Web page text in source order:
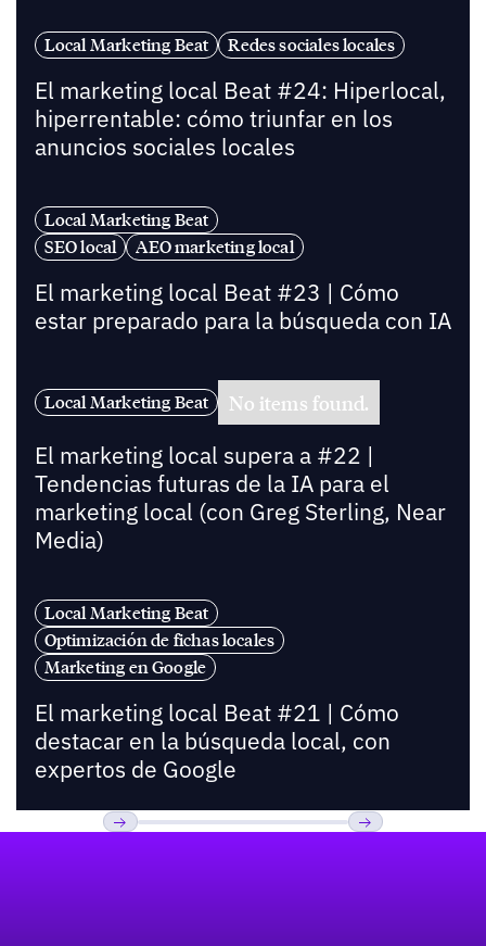
Local Marketing Beat Redes sociales locales
El marketing local Beat #24: Hiperlocal,
hiperrentable: cómo triunfar en los
anuncios sociales locales
Local Marketing Beat
SEO local
AEO marketing local
El marketing local Beat #23 | Cómo
estar preparado para la búsqueda con IA
Local Marketing Beat No items found.
El marketing local supera a #22 |
Tendencias futuras de la IA para el
marketing local (con Greg Sterling, Near
Media)
Local Marketing Beat
Optimización de fichas locales
Marketing en Google
El marketing local Beat #21 | Cómo
destacar en la búsqueda local, con
expertos de Google